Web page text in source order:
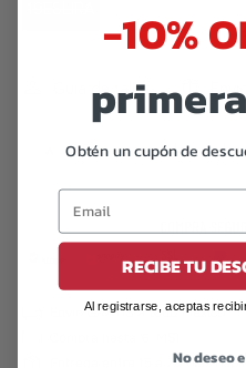
Guía de tallas
6Pares vendidos en
-10%
Obtén un cupón de
RECIBE TU
Al registrarse, aceptas
No deseo